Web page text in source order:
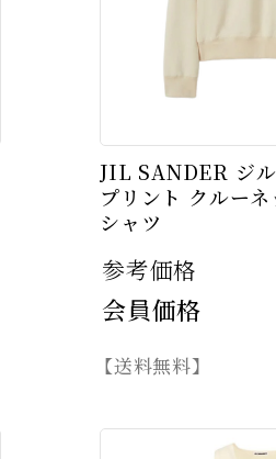
JIL SANDER ジ
プリント クルー
シャツ
参考価格
会員価格
【送料無料】